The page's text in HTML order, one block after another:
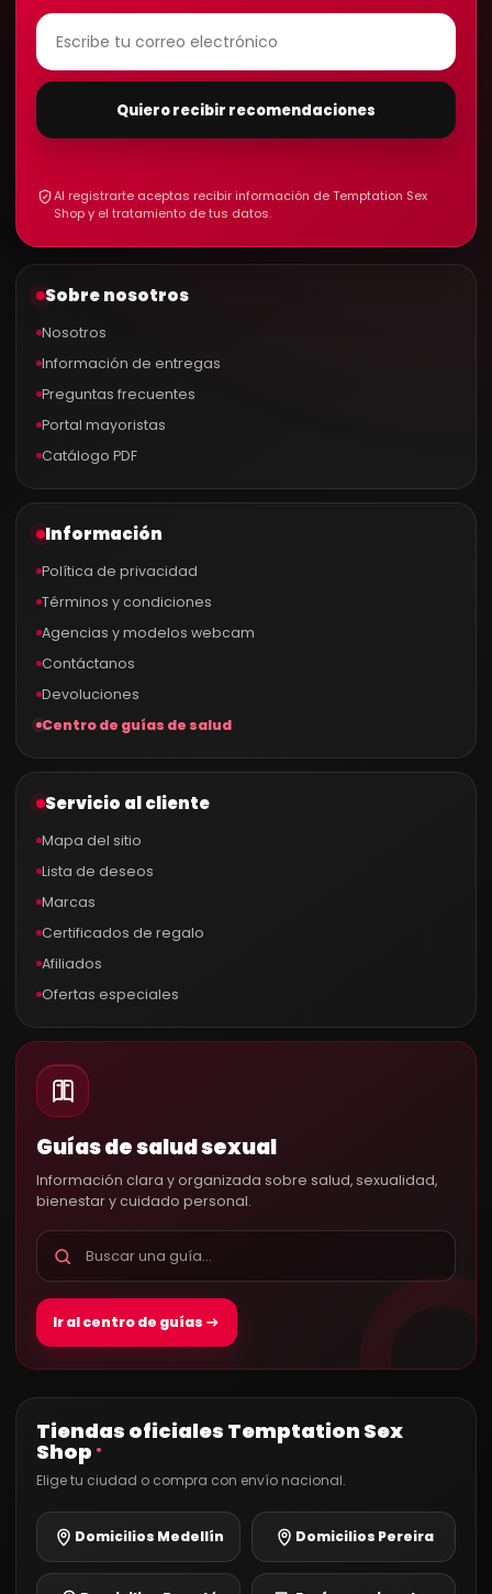
Quiero recibir recomendaciones
Al registrarte aceptas recibir información de Temptation Sex
Shop y el tratamiento de tus datos.
Sobre nosotros
Nosotros
Información de entregas
Preguntas frecuentes
Portal mayoristas
Catálogo PDF
Información
Política de privacidad
Términos y condiciones
Agencias y modelos webcam
Contáctanos
Devoluciones
Centro de guías de salud
Servicio al cliente
Mapa del sitio
Lista de deseos
Marcas
Certificados de regalo
Afiliados
Ofertas especiales
Guías de salud sexual
Información clara y organizada sobre salud, sexualidad,
bienestar y cuidado personal.
Ir al centro de guías
Tiendas oficiales Temptation Sex
Shop ®
Elige tu ciudad o compra con envío nacional.
Domicilios Medellín Domicilios Pereira